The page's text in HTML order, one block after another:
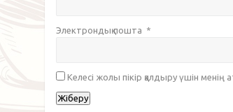
Электрондық пошта *
Келесі жолы пікір қалдыру үшін